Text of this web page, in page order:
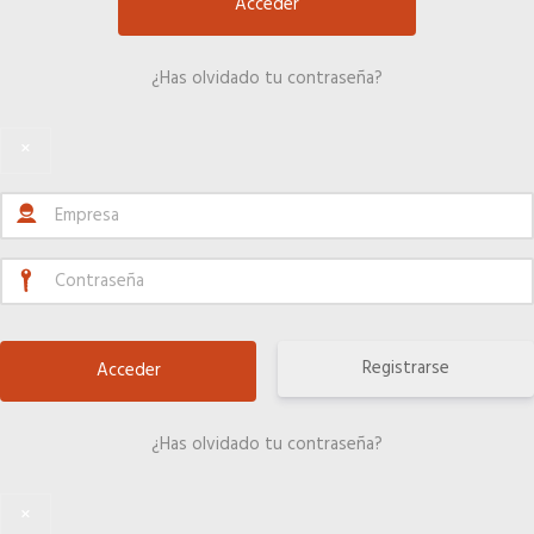
Hoteles
Información a la última
Una gran organización
Más en tu Colegio
¿Has olvidado tu contraseña?
Registrarse
¿Has olvidado tu contraseña?